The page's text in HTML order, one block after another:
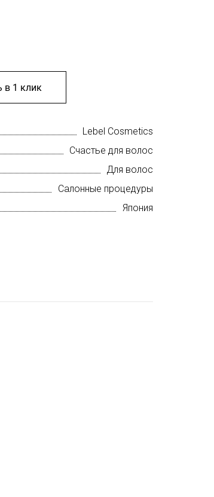
в 1 клик
Lebel Cosmetics
Счастье для волос
Для волос
Салонные процедуры
Япония